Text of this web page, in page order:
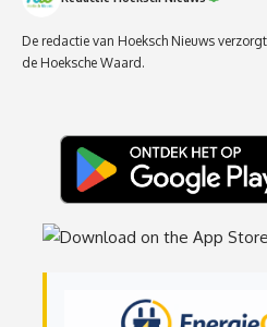
De redactie van Hoeksch Nieuws
de Hoeksche Waard.